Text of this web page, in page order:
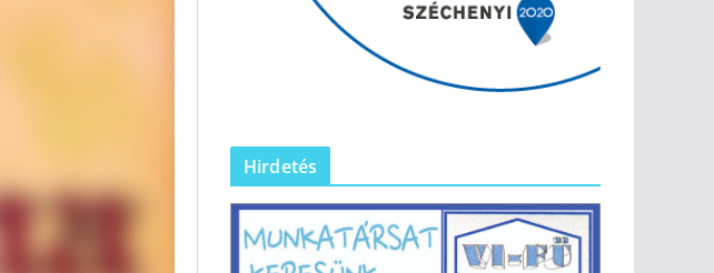
Hirdetés